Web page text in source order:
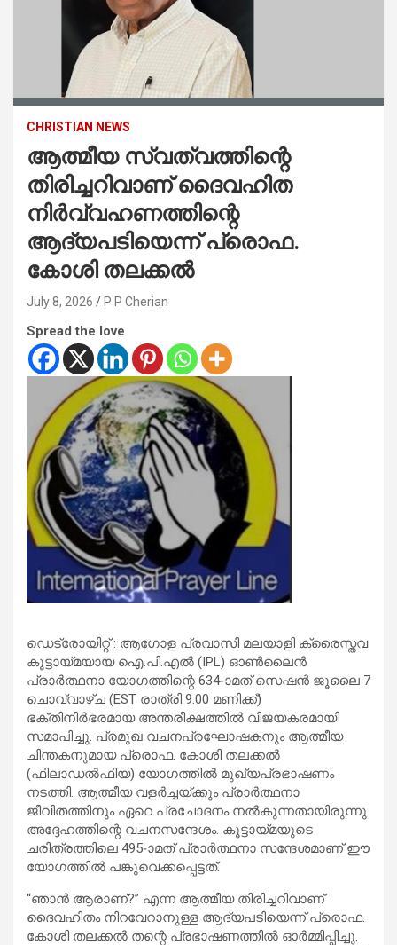
CHRISTIAN NEWS
ആത്മീയ സ്വത്വത്തിന്റെ
തിരിച്ചറിവാണ് ദൈവഹിത
നിർവ്വഹണത്തിന്റെ
ആദ്യപടിയെന്ന് പ്രൊഫ.
കോശി തലക്കൽ
July 8, 2026 P P Cherian
Spread the love
ഡെട്രോയിറ്റ് : ആഗോള പ്രവാസി മലയാളി ക്രൈസ്തവ
കൂട്ടായ്മയായ ഐ.പി.എൽ (IPL) ഓൺലൈൻ
പ്രാർത്ഥനാ യോഗത്തിന്റെ 634-ാമത് സെഷൻ ജൂലൈ 7
ചൊവ്വാഴ്ച (EST രാത്രി 9:00 മണിക്ക്)
ഭക്തിനിർഭരമായ അന്തരീക്ഷത്തിൽ വിജയകരമായി
സമാപിച്ചു. പ്രമുഖ വചനപ്രഘോഷകനും ആത്മീയ
ചിന്തകനുമായ പ്രൊഫ. കോശി തലക്കൽ
(ഫിലാഡൽഫിയ) യോഗത്തിൽ മുഖ്യപ്രഭാഷണം
നടത്തി. ആത്മീയ വളർച്ചയ്ക്കും പ്രാർത്ഥനാ
ജീവിതത്തിനും ഏറെ പ്രചോദനം നൽകുന്നതായിരുന്നു
അദ്ദേഹത്തിന്റെ വചനസന്ദേശം. കൂട്ടായ്മയുടെ
ചരിത്രത്തിലെ 495-ാമത് പ്രാർത്ഥനാ സന്ദേശമാണ് ഈ
യോഗത്തിൽ പങ്കുവെക്കപ്പെട്ടത്.
“ഞാൻ ആരാണ്?” എന്ന ആത്മീയ തിരിച്ചറിവാണ്
ദൈവഹിതം നിറവേറാനുള്ള ആദ്യപടിയെന്ന് പ്രൊഫ.
കോശി തലക്കൽ തന്റെ പ്രഭാഷണത്തിൽ ഓർമ്മിപ്പിച്ചു.